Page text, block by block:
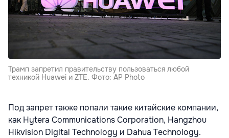
Трамп запретил правительству пользоваться любой
техникой Huawei и ZTE. Фото: AP Photo
Под запрет также попали такие китайские компании,
как Hytera Communications Corporation, Hangzhou
Hikvision Digital Technology и Dahua Technology.